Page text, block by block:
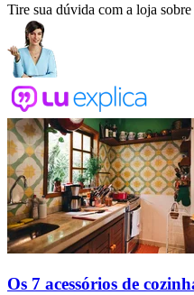
Tire sua dúvida com a loja
Os 7 acessórios de